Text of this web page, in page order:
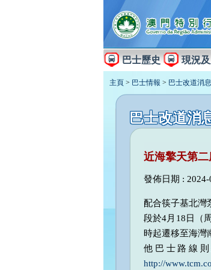
巴士歷史 現況
主頁 > 巴士情報 > 巴士改道消息
巴士改道消
近海擎天第
發佈日期 : 2024-
配合筷子基北灣
段於4月18日（
時起遷移至海灣
他巴士路線
http://